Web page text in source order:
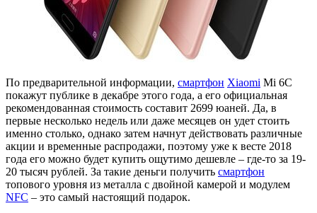
По предварительной информации, смартфон Xiaomi Mi 6C
покажут публике в декабре этого года, а его официальная
рекомендованная стоимость составит 2699 юаней. Да, в
первые несколько недель или даже месяцев он удет стоить
именно столько, однако затем начнут действовать различные
акции и временные распродажи, поэтому уже к весте 2018
года его можно будет купить ощутимо дешевле – где-то за 19-
20 тысяч рублей. За такие деньги получить смартфон
топового уровня из металла с двойной камерой и модулем
NFC – это самый настоящий подарок.